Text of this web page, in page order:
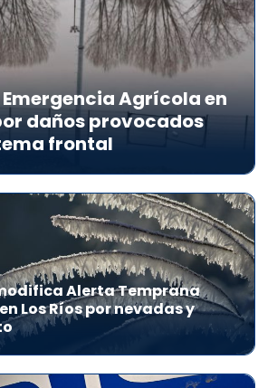
Agrícola en
daños provocados
frontal
modifica Alerta Temprana
Los Ríos por nevadas y